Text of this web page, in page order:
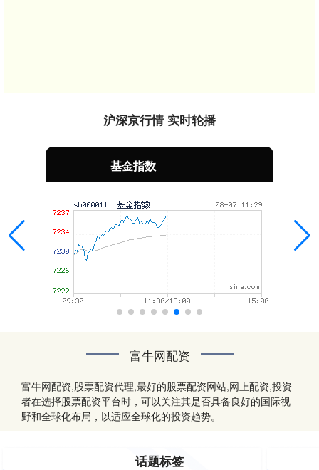
沪深京行情 实时轮播
基金指数
富牛网配资
富牛网配资,股票配资代理,最好的股票配资网站,网上配资,投资
者在选择股票配资平台时，可以关注其是否具备良好的国际视
野和全球化布局，以适应全球化的投资趋势。
话题标签